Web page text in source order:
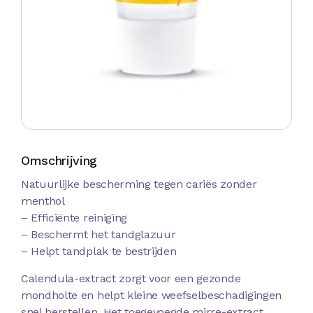
Omschrijving
Natuurlijke bescherming tegen cariës zonder
menthol
– Efficiënte reiniging
– Beschermt het tandglazuur
– Helpt tandplak te bestrijden
Calendula-extract zorgt voor een gezonde
mondholte en helpt kleine weefselbeschadigingen